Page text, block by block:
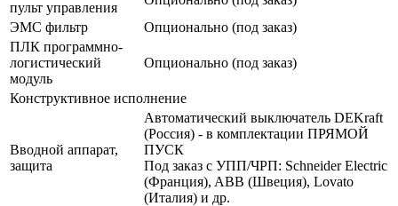
пульт управления
ЭМС фильтр
Опционально (под заказ)
ПЛК программно-
логистический
модуль
Опционально (под заказ)
Конструктивное исполнение
Вводной аппарат,
защита
Автоматический выключатель DEKraft
(Россия) - в комплектации ПРЯМОЙ
ПУСК
Под заказ с УПП/ЧРП: Schneider Electric
(Франция), ABB (Швеция), Lovato
(Италия) и др.